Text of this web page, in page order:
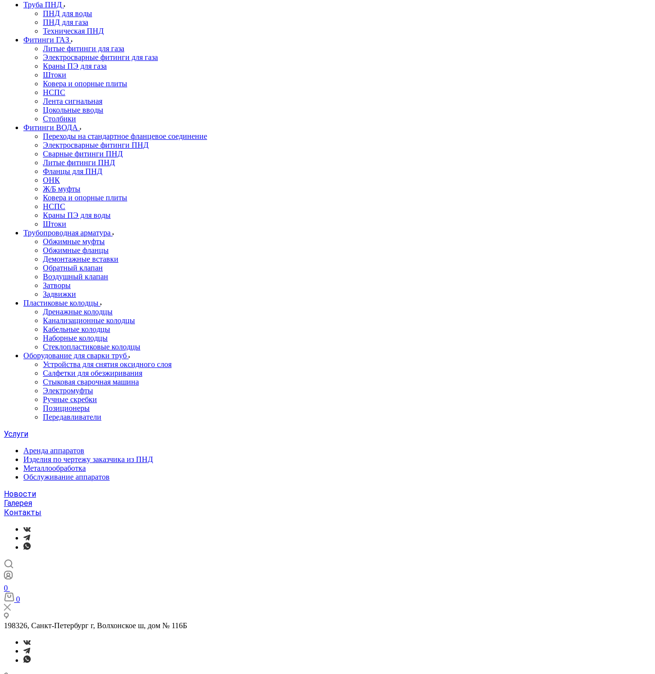
Труба ПНД
ПНД для воды
ПНД для газа
Техническая ПНД
Фитинги ГАЗ
Литые фитинги для газа
Электросварные фитинги для газа
Краны ПЭ для газа
Штоки
Ковера и опорные плиты
НСПС
Лента сигнальная
Цокольные вводы
Столбики
Фитинги ВОДА
Переходы на стандартное фланцевое соединение
Электросварные фитинги ПНД
Сварные фитинги ПНД
Литые фитинги ПНД
Фланцы для ПНД
ОНК
Ж/Б муфты
Ковера и опорные плиты
НСПС
Краны ПЭ для воды
Штоки
Трубопроводная арматура
Обжимные муфты
Обжимные фланцы
Демонтажные вставки
Обратный клапан
Воздушный клапан
Затворы
Задвижки
Пластиковые колодцы
Дренажные колодцы
Канализационные колодцы
Кабельные колодцы
Наборные колодцы
Стеклопластиковые колодцы
Оборудование для сварки труб
Устройства для снятия оксидного слоя
Салфетки для обезжиривания
Стыковая сварочная машина
Электромуфты
Ручные скребки
Позиционеры
Передавливатели
Услуги
Аренда аппаратов
Изделия по чертежу заказчика из ПНД
Металлообработка
Обслуживание аппаратов
Новости
Галерея
Контакты
0
0
198326, Санкт-Петербург г, Волхонское ш, дом № 116Б